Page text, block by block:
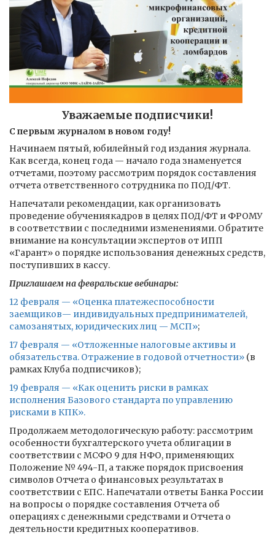
Уважаемые подписчики!
С первым журналом в новом году!
Начинаем пятый, юбилейный год издания журнала.
Как всегда, конец года — начало года знаменуется
отчетами, поэтому рассмотрим порядок составления
отчета ответственного сотрудника по ПОД/ФТ.
Напечатали рекомендации, как организовать
проведение обучениякадров в целях ПОД/ФТ и ФРОМУ
в соответствии с последними изменениями. Обратите
внимание на консультации экспертов от ИПП
«Гарант» о порядке использования денежных средств,
поступивших в кассу.
Приглашаем на февральские вебинары:
12 февраля — «Оценка платежеспособности
заемщиков— индивидуальных предпринимателей,
самозанятых, юридических лиц — МСП»;
17 февраля — «Отложенные налоговые активы и
обязательства. Отражение в годовой отчетности» (в
рамках Клуба подписчиков);
19 февраля — «Как оценить риски в рамках
исполнения Базового стандарта по управлению
рисками в КПК».
Продолжаем методологическую работу: рассмотрим
особенности бухгалтерского учета облигации в
соответствии с МСФО 9 для НФО, применяющих
Положение № 494-П, а также порядок присвоения
символов Отчета о финансовых результатах в
соответствии с ЕПС. Напечатали ответы Банка России
на вопросы о порядке составления Отчета об
операциях с денежными средствами и Отчета о
деятельности кредитных кооперативов.